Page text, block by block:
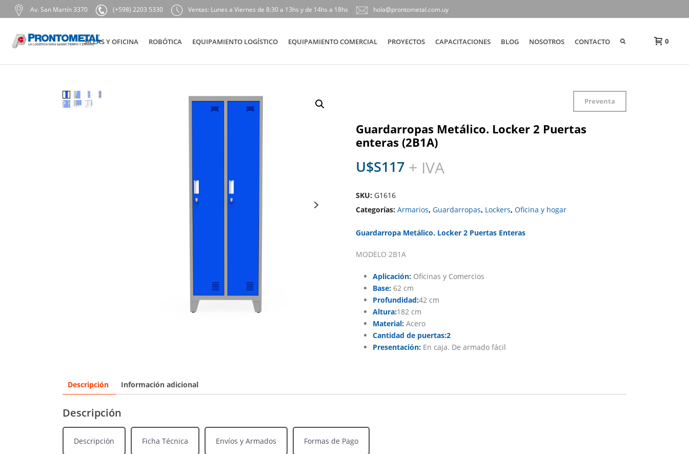
Av. San Martín 3370 (+598) 2203 5330 Ventas: Lunes a Viernes de 8:30 a 13hs y de 14hs a 18hs hola@prontometal.com.uy
SILLAS Y OFICINA ROBÓTICA EQUIPAMIENTO LOGÍSTICO EQUIPAMIENTO COMERCIAL PROYECTOS CAPACITACIONES BLOG NOSOTROS CONTACTO 0
Preventa
Guardarropas Metálico. Locker 2 Puertas
enteras (2B1A)
U$S117 + IVA
SKU: G1616
Categorías: Armarios, Guardarropas, Lockers, Oficina y hogar
Guardarropa Metálico. Locker 2 Puertas Enteras
MODELO 2B1A
Aplicación: Oficinas y Comercios
Base: 62 cm
Profundidad:42 cm
Altura:182 cm
Material: Acero
Cantidad de puertas:2
Presentación:En caja. De armado fácil
Descripción Información adicional
Descripción
Descripción Ficha Técnica Envíos y Armados Formas de Pago